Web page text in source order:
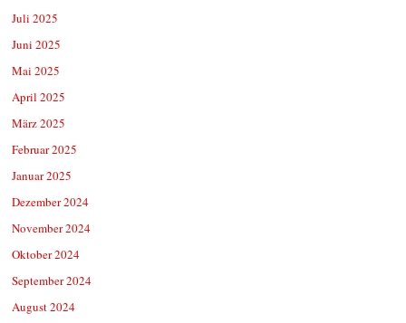
Juli 2025
Juni 2025
Mai 2025
April 2025
März 2025
Februar 2025
Januar 2025
Dezember 2024
November 2024
Oktober 2024
September 2024
August 2024